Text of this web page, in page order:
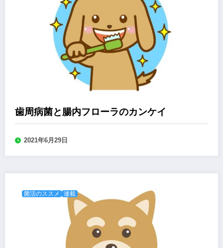
歯周病菌と腸内フローラのカンケイ
2021年6月29日
菌活のススメ 連載